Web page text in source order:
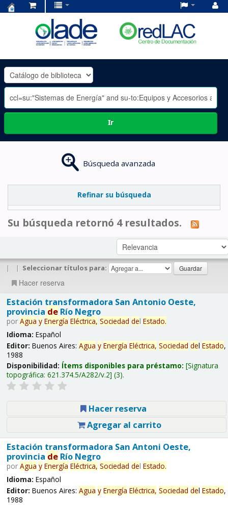
OLADE
-
Ir
Búsqueda avanzada
Refinar su búsqueda
Su búsqueda retornó 4 resultados.
| | Seleccionar títulos para:
Hacer reserva
Estación transformadora San Antonio Oeste,
provincia deRío Negro
por Agua y Energía Eléctrica, Sociedad del Estado.
Idioma: Español
Editor: Buenos Aires: Agua y Energía Eléctrica, Sociedad del Estado,
1988
Disponibilidad: Ítems disponibles para préstamo: Signatura
topográfica: 621.374.5/A282/v.2 (3).
Hacer reserva
Agregar al carrito
Estación transformadora San Antoni Oeste,
provincia deRío Negro
por Agua y Energía Eléctrica, Sociedad del Estado.
Idioma: Español
Editor: Buenos Aires: Agua y Energía Eléctrica, Sociedad del Estado,
1988